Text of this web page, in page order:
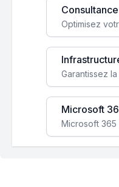
Microsoft